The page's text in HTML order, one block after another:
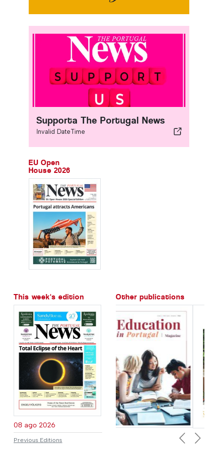
Supporta The Portugal News
Invalid DateTime
EU Open
House 2026
This week's edition
08 ago 2026
Previous Editions
Other publications
Previous
Next